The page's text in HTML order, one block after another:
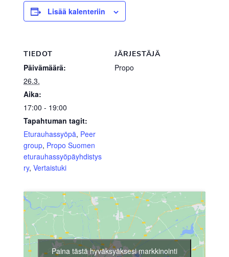
Lisää kalenteriin
TIEDOT
Päivämäärä:
26.3.
Aika:
17:00 - 19:00
Tapahtuman tagit:
Eturauhassyöpä, Peer
group, Propo Suomen
eturauhassyöpäyhdistys
ry, Vertaistuki
JÄRJESTÄJÄ
Propo
Paina tästä hyväksyäksesi markkinointi